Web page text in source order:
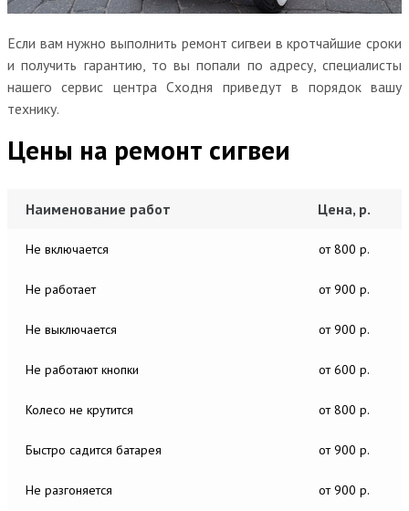
Если вам нужно выполнить ремонт сигвеи в кротчайшие сроки
и получить гарантию, то вы попали по адресу, специалисты
нашего сервис центра Сходня приведут в порядок вашу
технику.
Цены на ремонт сигвеи
Наименование работ Цена, р.
Не включается от 800 р.
Не работает от 900 р.
Не выключается от 900 р.
Не работают кнопки от 600 р.
Колесо не крутится от 800 р.
Быстро садится батарея от 900 р.
Не разгоняется от 900 р.